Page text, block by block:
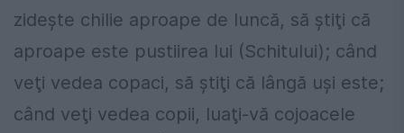
zideşte chilie aproape de luncă, să ştiţi că
aproape este pustiirea lui (Schitului); când
veţi vedea copaci, să ştiţi că lângă uşi este;
când veţi vedea copii, luaţi-vă cojoacele